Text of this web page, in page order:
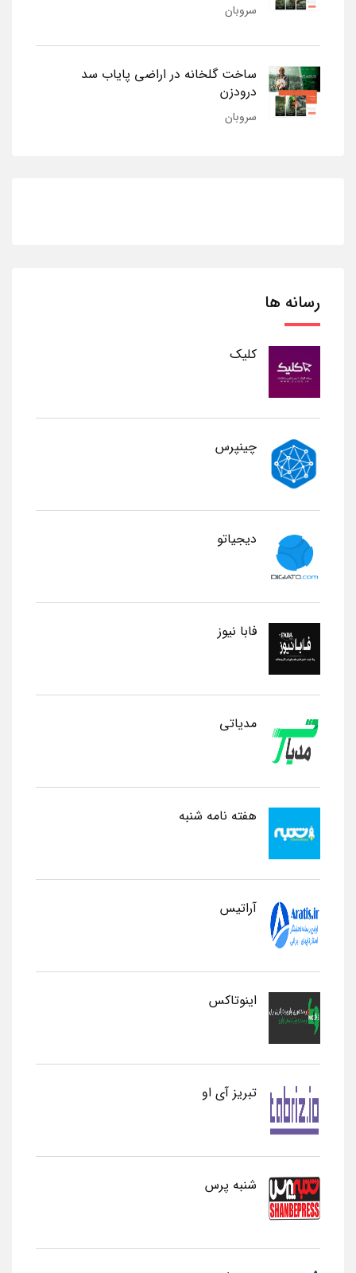
سروبان
ساخت گلخانه در اراضی پایاب سد
درودزن
سروبان
رسانه ها
کلیک
چینپرس
دیجیاتو
فابا نیوز
مدیاتی
هفته نامه شنبه
آراتیس
اینوتاکس
تبریز آی او
شنبه پرس